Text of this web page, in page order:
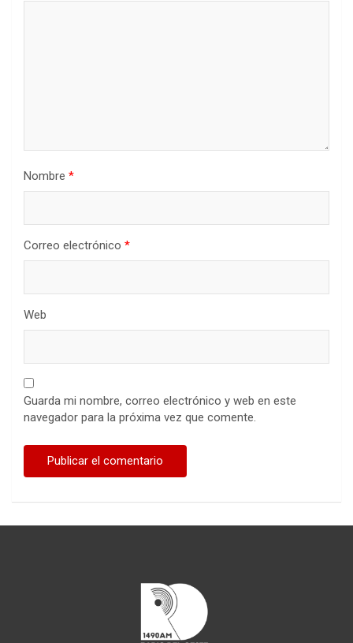
Nombre *
Correo electrónico *
Web
Guarda mi nombre, correo electrónico y web en este
navegador para la próxima vez que comente.